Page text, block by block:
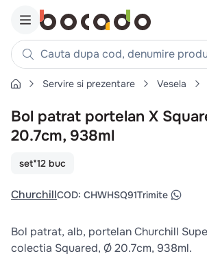
Cauta dupa cod, denumire produs,
Căutări populare
1. cartofi
2. piept pui
. pui
5. burger
6.
coaste
7. ceafa
Servire si prezentare Vesela
Bol patrat portelan X
20.7cm, 938ml
set*12 buc
ChurchillCOD: CHWHSQ91Trimite
Bol patrat, alb, portelan Churchill
colectia Squared, Ø 20.7cm, 938ml.